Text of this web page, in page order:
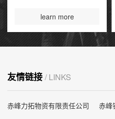
learn more
友情链接 / LINKS
赤峰力拓物资有限责任公司
赤峰